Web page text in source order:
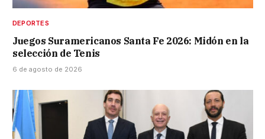
DEPORTES
Juegos Suramericanos Santa Fe 2026: Midón en la
selección de Tenis
6 de agosto de 2026